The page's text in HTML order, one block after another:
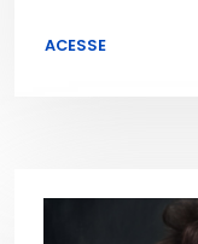
ACESSE